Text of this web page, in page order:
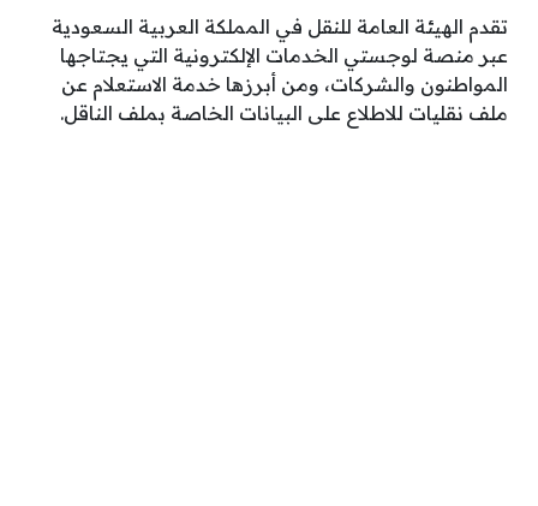
تقدم الهيئة العامة للنقل في المملكة العربية السعودية
عبر منصة لوجستي الخدمات الإلكترونية التي يجتاجها
المواطنون والشركات، ومن أبرزها خدمة الاستعلام عن
ملف نقليات للاطلاع على البيانات الخاصة بملف الناقل.